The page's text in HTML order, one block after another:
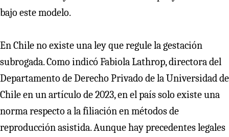
bajo este modelo.
En Chile no existe una ley que regule la gestación
subrogada. Como indicó Fabiola Lathrop, directora del
Departamento de Derecho Privado de la Universidad de
Chile en un artículo de 2023, en el país solo existe una
norma respecto a la filiación en métodos de
reproducción asistida. Aunque hay precedentes legales